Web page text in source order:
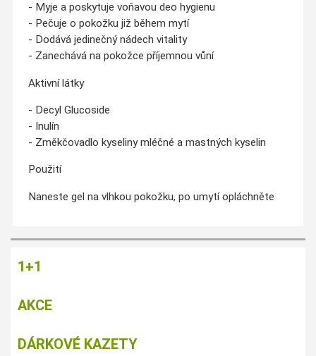
- Myje a poskytuje voňavou deo hygienu
- Pečuje o pokožku již během mytí
- Dodává jedinečný nádech vitality
- Zanechává na pokožce příjemnou vůní
Aktivní látky
- Decyl Glucoside
- Inulín
- Změkčovadlo kyseliny mléčné a mastných kyselin
Použití
Naneste gel na vlhkou pokožku, po umytí opláchněte
1+1
AKCE
DÁRKOVÉ KAZETY